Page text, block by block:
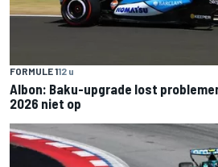
FORMULE 112 u
Albon: Baku-upgrade lost
2026 niet op